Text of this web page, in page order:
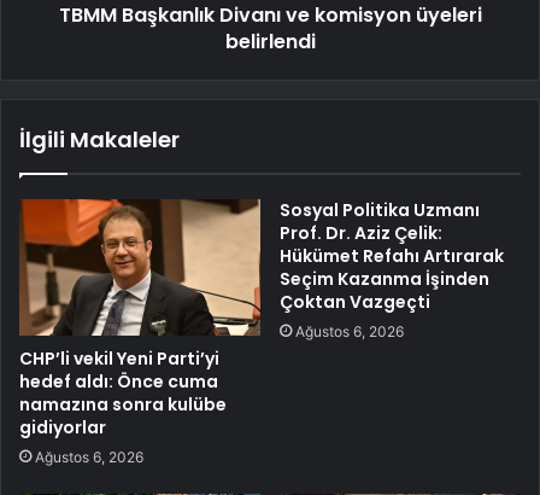
TBMM Başkanlık Divanı ve komisyon üyeleri
belirlendi
İlgili Makaleler
CHP’li vekil Yeni Parti’yi
hedef aldı: Önce cuma
namazına sonra kulübe
gidiyorlar
Ağustos 6, 2026
Sosyal Politika Uzmanı
Prof. Dr. Aziz Çelik:
Hükümet Refahı Artırarak
Seçim Kazanma İşinden
Çoktan Vazgeçti
Ağustos 6, 2026